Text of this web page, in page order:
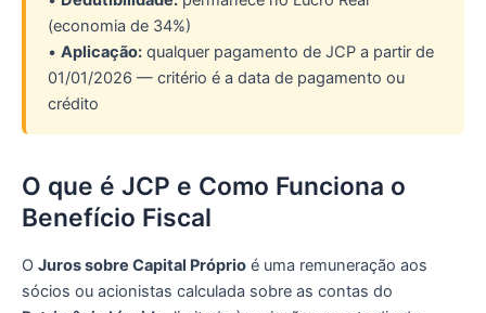
(economia de 34%)
• Aplicação: qualquer pagamento de JCP a partir de
01/01/2026 — critério é a data de pagamento ou
crédito
O que é JCP e Como Funciona o
Benefício Fiscal
O Juros sobre Capital Próprio é uma remuneração aos
sócios ou acionistas calculada sobre as contas do